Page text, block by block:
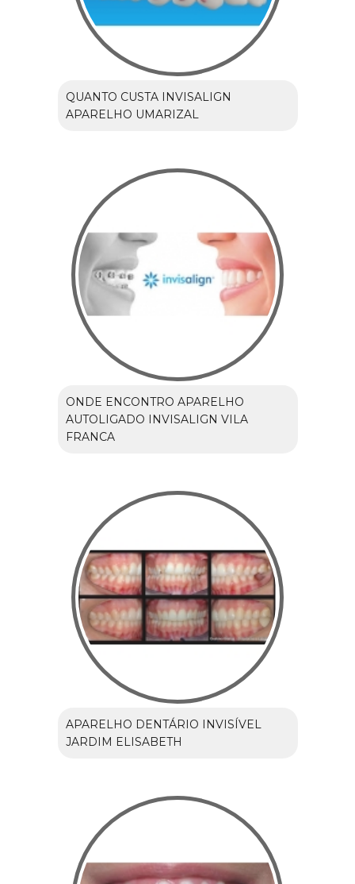
QUANTO CUSTA INVISALIGN
APARELHO UMARIZAL
ONDE ENCONTRO APARELHO
AUTOLIGADO INVISALIGN VILA
FRANCA
APARELHO DENTÁRIO INVISÍVEL
JARDIM ELISABETH